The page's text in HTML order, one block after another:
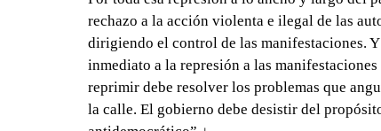
rechazo a la acción violenta e ilegal de las
dirigiendo el control de las manifestaciones.
inmediato a la represión a las
reprimir debe resolver los problemas que
la calle. El gobierno debe desistir del